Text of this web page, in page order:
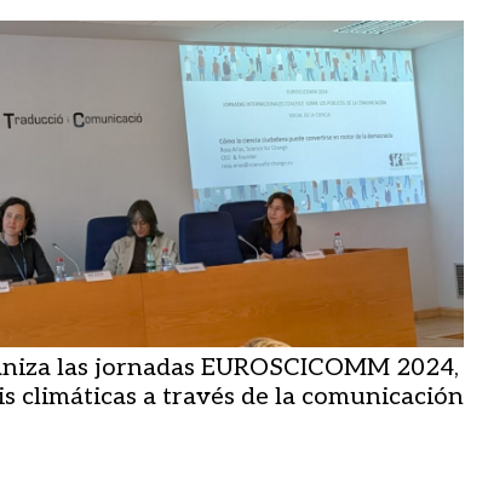
las jornadas EUROSCICOMM 2024,
climáticas a través de la comunicación